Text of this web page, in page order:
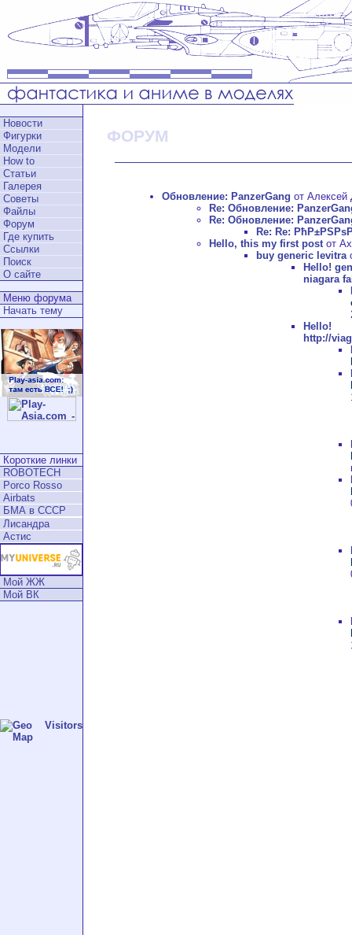
Новости
Фигурки
Модели
How to
Статьи
Галерея
Советы
Файлы
Форум
Где купить
Ссылки
Поиск
О сайте
Меню форума
Начать тему
Короткие линки
ROBOTECH
Porco Rosso
Airbats
БМА в СССР
Лисандра
Астис
Мой ЖЖ
Мой ВК
ФОРУМ
Обновление: PanzerGang от Алексей
Re: Обновление:
Re: Обновление:
Re: Re:
Hello, this my first postот
buy generic levitra
Hello!
niagara
http://